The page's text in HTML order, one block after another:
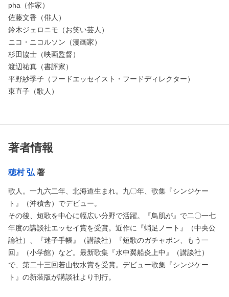
pha（作家）
佐藤文香（俳人）
鈴木ジェロニモ（お笑い芸人）
ニコ・ニコルソン（漫画家）
杉田協士（映画監督）
渡辺祐真（書評家）
平野紗季子（フードエッセイスト・フードディレクター）
東直子（歌人）
著者情報
穂村 弘 著
歌人。一九六二年、北海道生まれ。九〇年、歌集『シンジケー
ト』（沖積舎）でデビュー。
その後、短歌を中心に幅広い分野で活躍。『鳥肌が』で二〇一七
年度の講談社エッセイ賞を受賞。近作に『蛸足ノート』（中央公
論社）、『迷子手帳』（講談社）『短歌のガチャポン、もう一
回』（小学館）など。最新歌集『水中翼船炎上中』（講談社）
で、第二十三回若山牧水賞を受賞。デビュー歌集『シンジケー
ト』の新装版が講談社より刊行。